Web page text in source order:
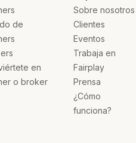
de
en
o broker
Sobre nosotros
Clientes
Eventos
Trabaja en
Fairplay
Prensa
¿Cómo
funciona?